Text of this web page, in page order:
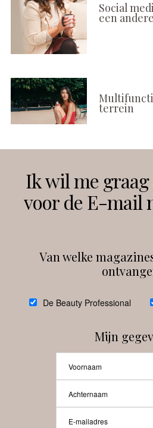
Social
een
terrein
Instagram
Ik wil me
voor de E-mail
Van welke
De Beauty Professional
Mijn